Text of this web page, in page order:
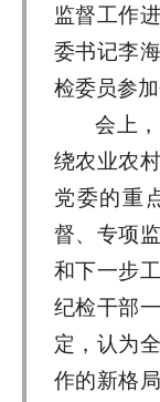
监督工作
委书记李
检委员参加
会上
绕农业农
党委的重
督、专项
和下一步
纪检干部
定，认为
作的新格